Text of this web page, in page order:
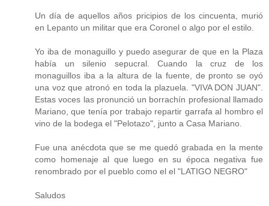
Un día de aquellos años pricipios de los cincuenta, murió
en Lepanto un militar que era Coronel o algo por el estilo.
Yo iba de monaguillo y puedo asegurar de que en la Plaza
había un silenio sepucral. Cuando la cruz de los
monaguillos iba a la altura de la fuente, de pronto se oyó
una voz que atronó en toda la plazuela. "VIVA DON JUAN".
Estas voces las pronunció un borrachín profesional llamado
Mariano, que tenía por trabajo repartir garrafa al hombro el
vino de la bodega el "Pelotazo", junto a Casa Mariano.
Fue una anécdota que se me quedó grabada en la mente
como homenaje al que luego en su época negativa fue
renombrado por el pueblo como el el "LATIGO NEGRO"
Saludos